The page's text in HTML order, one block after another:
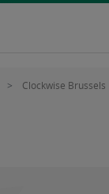
Clockwise Brussels